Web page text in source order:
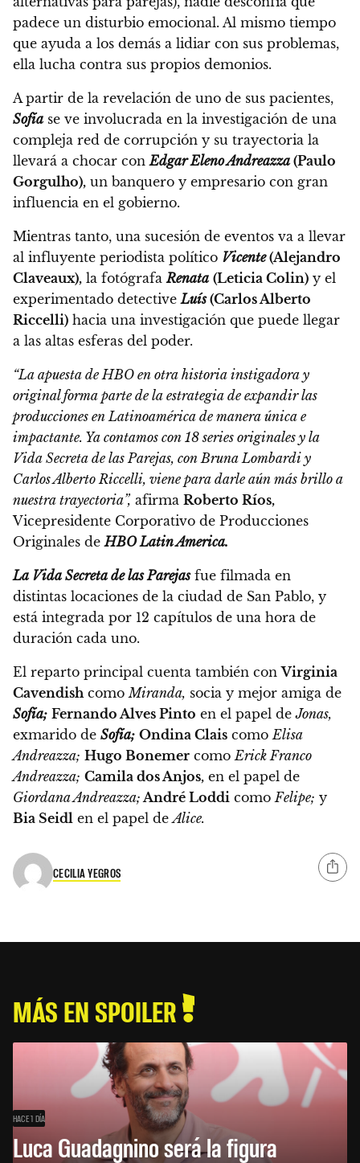
padece un disturbio emocional. Al mismo tiempo
que ayuda a los demás a lidiar con sus problemas,
ella lucha contra sus propios demonios.
A partir de la revelación de uno de sus pacientes,
Sofía se ve involucrada en la investigación de una
compleja red de corrupción y su trayectoria la
llevará a chocar conEdgar Eleno Andreazza (Paulo
Gorgulho), un banquero y empresario con gran
influencia en el gobierno.
Mientras tanto, una sucesión de eventos va a llevar
al influyente periodista político Vicente(Alejandro
Claveaux), la fotógrafa Renata (Leticia Colin) y el
experimentado detective Luís(Carlos Alberto
Riccelli) hacia una investigación que puede llegar
a las altas esferas del poder.
“La apuesta de HBO en otra historia instigadora y
original forma parte de la estrategia de expandir las
producciones en Latinoamérica de manera única e
impactante. Ya contamos con 18 series originales y la
Vida Secreta de las Parejas, con Bruna Lombardi y
Carlos Alberto Riccelli, viene para darle aún más brillo a
nuestra trayectoria”, afirma Roberto Ríos,
Vicepresidente Corporativo de Producciones
Originales deHBO Latin America.
La Vida Secreta de las Parejasfue filmada en
distintas locaciones de la ciudad de San Pablo, y
está integrada por 12 capítulos de una hora de
duración cada uno.
El reparto principal cuenta también conVirginia
Cavendish como Miranda, socia y mejor amiga de
Sofía; Fernando Alves Pinto en el papel deJonas,
exmarido de Sofía; Ondina Clais como Elisa
Andreazza; Hugo Bonemer como Erick Franco
Andreazza; Camila dos Anjos, en el papel de
Giordana Andreazza; André Loddi como Felipe; y
Bia Seidl en el papel deAlice.
CECILIA YEGROS
MÁS EN SPOILER
HACE 1 DÍA
Luca Guadagnino será la figura